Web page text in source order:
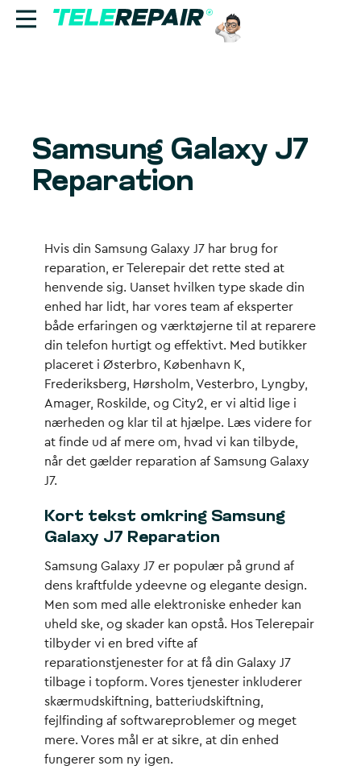
Find butik
Ring til os:
+45 70 60 55 90
Samsung Galaxy J7
Reparation
Hvis din Samsung Galaxy J7 har brug for
reparation, er Telerepair det rette sted at
henvende sig. Uanset hvilken type skade din
enhed har lidt, har vores team af eksperter
både erfaringen og værktøjerne til at reparere
din telefon hurtigt og effektivt. Med butikker
placeret i Østerbro, København K,
Frederiksberg, Hørsholm, Vesterbro, Lyngby,
Amager, Roskilde, og City2, er vi altid lige i
nærheden og klar til at hjælpe. Læs videre for
at finde ud af mere om, hvad vi kan tilbyde,
når det gælder reparation af Samsung Galaxy
J7.
Kort tekst omkring Samsung
Galaxy J7 Reparation
Samsung Galaxy J7 er populær på grund af
dens kraftfulde ydeevne og elegante design.
Men som med alle elektroniske enheder kan
uheld ske, og skader kan opstå. Hos Telerepair
tilbyder vi en bred vifte af
reparationstjenester for at få din Galaxy J7
tilbage i topform. Vores tjenester inkluderer
skærmudskiftning, batteriudskiftning,
fejlfinding af softwareproblemer og meget
mere. Vores mål er at sikre, at din enhed
fungerer som ny igen.